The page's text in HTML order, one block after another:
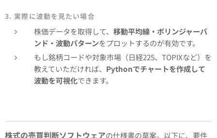
3. 実際に波動を見たい場合
株価データを取得して、 移動平均線・ボリンジャーバ
ンド・波動パターンをプロットするのが有効です。
もし銘柄コードや対象市場（日経225、TOPIXなど）を
教えていただければ、 Pythonでチャートを作成して
波動を可視化できます。
株式の売買判断ソフトウェアの仕様書の草案。以下に、要件